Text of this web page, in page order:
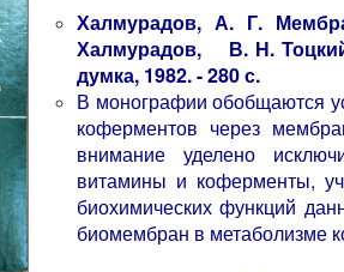
Халмурадов, А. Г.
Халмурадов, В. Н.
думка, 1982. - 280 с.
В монографии обобщаются
коферментов через
внимание уделено
витамины и коферменты,
биохимических функций
биомембран в метаболизме